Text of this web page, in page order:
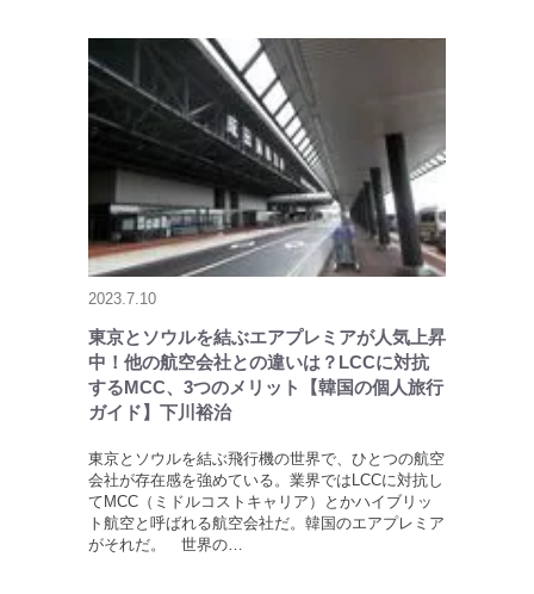
2023.7.10
東京とソウルを結ぶエアプレミアが人気上昇
中！他の航空会社との違いは？LCCに対抗
するMCC、3つのメリット【韓国の個人旅行
ガイド】下川裕治
東京とソウルを結ぶ飛行機の世界で、ひとつの航空
会社が存在感を強めている。業界ではLCCに対抗し
てMCC（ミドルコストキャリア）とかハイブリッ
ト航空と呼ばれる航空会社だ。韓国のエアプレミア
がそれだ。 世界の…